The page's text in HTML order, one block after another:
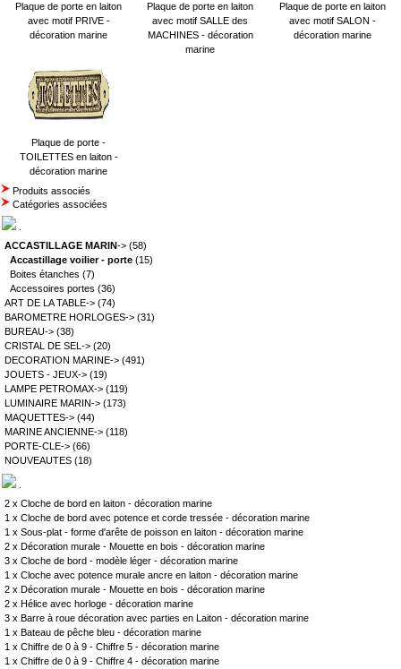
Plaque de porte en laiton
avec motif PRIVE -
décoration marine
Plaque de porte en laiton
avec motif SALLE des
MACHINES - décoration
marine
Plaque de porte en laiton
avec motif SALON -
décoration marine
Plaque de porte -
TOILETTES en laiton -
décoration marine
Produits associés
Catégories associées
ACCASTILLAGE MARIN-> (58)
Accastillage voilier - porte (15)
Boites étanches (7)
Accessoires portes (36)
ART DE LA TABLE-> (74)
BAROMETRE HORLOGES-> (31)
BUREAU-> (38)
CRISTAL DE SEL-> (20)
DECORATION MARINE-> (491)
JOUETS - JEUX-> (19)
LAMPE PETROMAX-> (119)
LUMINAIRE MARIN-> (173)
MAQUETTES-> (44)
MARINE ANCIENNE-> (118)
PORTE-CLE-> (66)
NOUVEAUTES (18)
2 x Cloche de bord en laiton - décoration marine
1 x Cloche de bord avec potence et corde tressée - décoration marine
1 x Sous-plat - forme d'arête de poisson en laiton - décoration marine
2 x Décoration murale - Mouette en bois - décoration marine
3 x Cloche de bord - modèle léger - décoration marine
1 x Cloche avec potence murale ancre en laiton - décoration marine
2 x Décoration murale - Mouette en bois - décoration marine
2 x Hélice avec horloge - décoration marine
3 x Barre à roue décoration avec parties en Laiton - décoration marine
1 x Bateau de pêche bleu - décoration marine
1 x Chiffre de 0 à 9 - Chiffre 5 - décoration marine
1 x Chiffre de 0 à 9 - Chiffre 4 - décoration marine